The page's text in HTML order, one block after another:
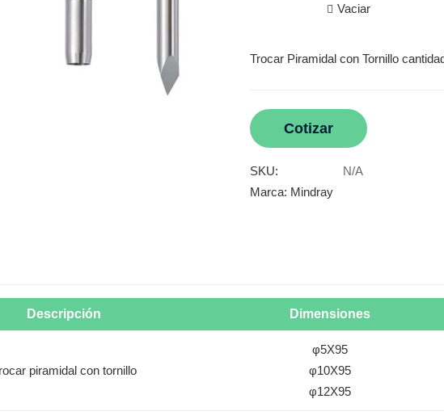
Vaciar
Trocar Piramidal con Tornillo
Cotizar
SKU:
N/A
Marca: Mindray
Descripción Dimensiones
piramidal con tornillo
φ5X95
φ10X95
φ12X95